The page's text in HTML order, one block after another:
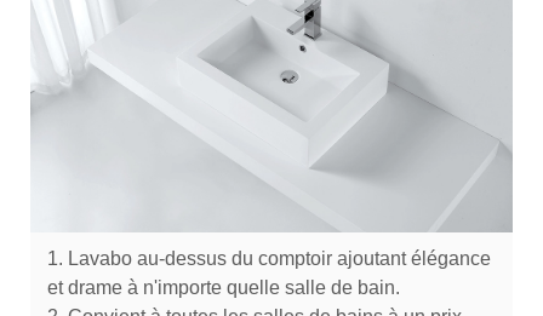
1. Lavabo au-dessus du comptoir ajoutant élégance
et drame à n'importe quelle salle de bain.